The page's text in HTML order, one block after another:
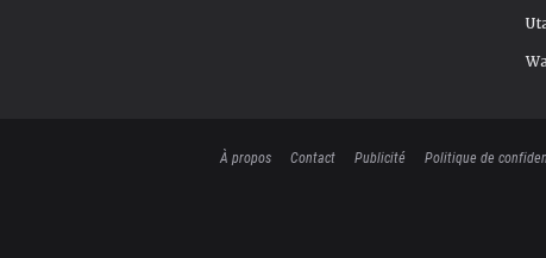
À propos Contact Publicité Politique de